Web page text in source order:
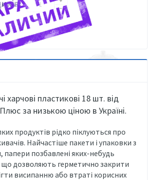
харчові пластикові 18 шт. від
за низькою ціною в Україні.
продуктів рідко піклуються про
Найчастіше пакети і упаковки з
папери позбавлені яких-небудь
дозволяють герметично закрити
висипанню або втраті корисних